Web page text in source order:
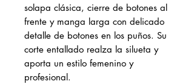
solapa clásica, cierre de botones al
frente y manga larga con delicado
detalle de botones en los puños. Su
corte entallado realza la silueta y
aporta un estilo femenino y
profesional.